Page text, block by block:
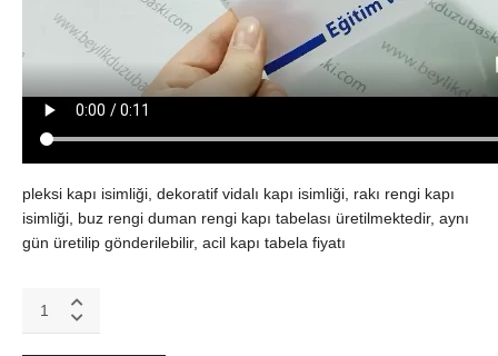
pleksi kapı isimliği, dekoratif vidalı kapı isimliği, rakı rengi kapı
isimliği, buz rengi duman rengi kapı tabelası üretilmektedir, aynı
gün üretilip gönderilebilir, acil kapı tabela fiyatı
Ofis